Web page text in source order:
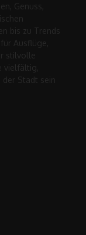
Genuss,
bis zu Trends
Ausflüge,
stilvolle
vielfältig,
der Stadt sein